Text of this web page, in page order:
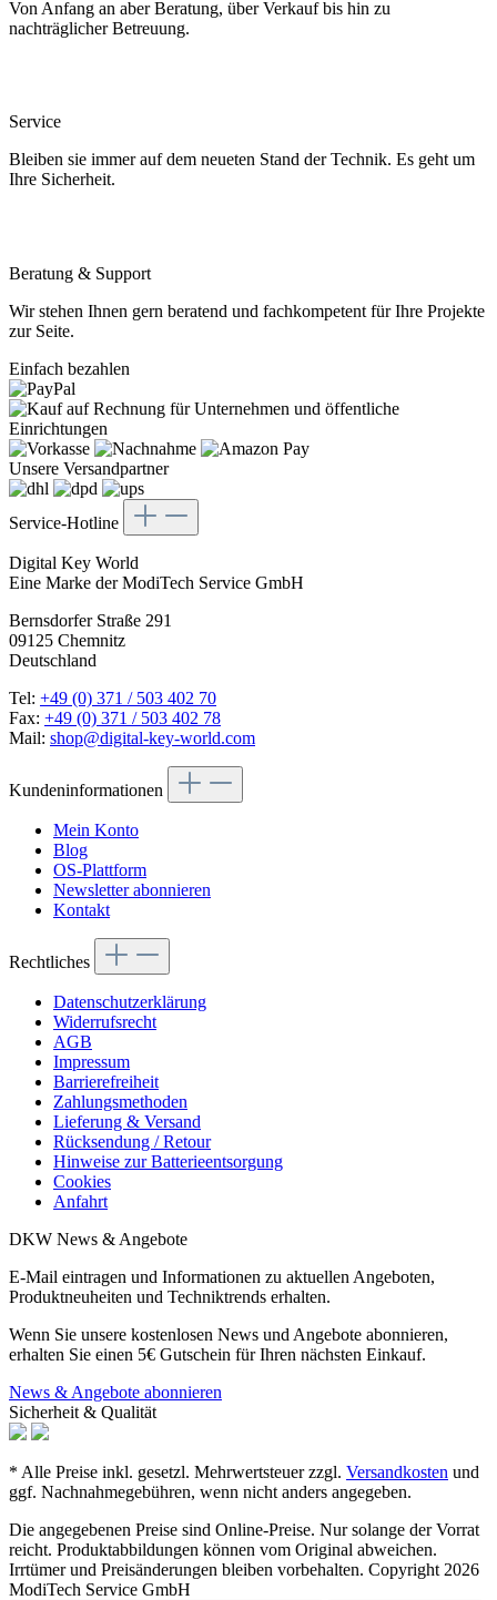
Von Anfang an aber Beratung, über Verkauf bis hin zu
nachträglicher Betreuung.
Service
Bleiben sie immer auf dem neueten Stand der Technik. Es geht um
Ihre Sicherheit.
Beratung & Support
Wir stehen Ihnen gern beratend und fachkompetent für Ihre Projekte
zur Seite.
Einfach bezahlen
Unsere Versandpartner
Service-Hotline
Digital Key World
Eine Marke der ModiTech Service GmbH
Bernsdorfer Straße 291
09125 Chemnitz
Deutschland
Tel: +49 (0) 371 / 503 402 70
Fax: +49 (0) 371 / 503 402 78
Mail: shop@digital-key-world.com
Kundeninformationen
Mein Konto
Blog
OS-Plattform
Newsletter abonnieren
Kontakt
Rechtliches
Datenschutzerklärung
Widerrufsrecht
AGB
Impressum
Barrierefreiheit
Zahlungsmethoden
Lieferung & Versand
Rücksendung / Retour
Hinweise zur Batterieentsorgung
Cookies
Anfahrt
DKW News & Angebote
E-Mail eintragen und Informationen zu aktuellen Angeboten,
Produktneuheiten und Techniktrends erhalten.
Wenn Sie unsere kostenlosen News und Angebote abonnieren,
erhalten Sie einen 5€ Gutschein für Ihren nächsten Einkauf.
News & Angebote abonnieren
Sicherheit & Qualität
* Alle Preise inkl. gesetzl. Mehrwertsteuer zzgl. Versandkosten und
ggf. Nachnahmegebühren, wenn nicht anders angegeben.
Die angegebenen Preise sind Online-Preise. Nur solange der Vorrat
reicht. Produktabbildungen können vom Original abweichen.
Irrtümer und Preisänderungen bleiben vorbehalten. Copyright 2026
ModiTech Service GmbH